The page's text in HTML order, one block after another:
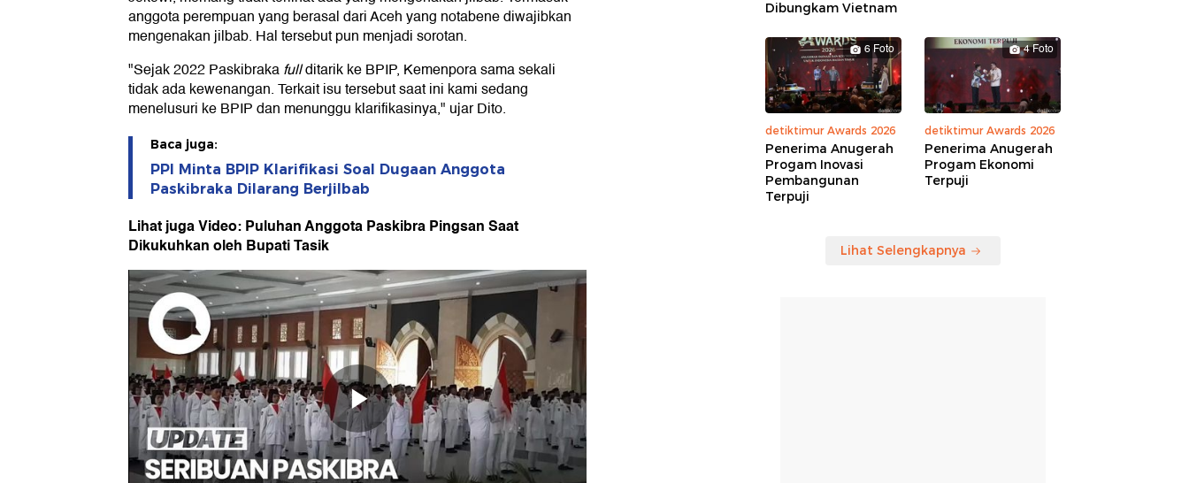
anggota perempuan yang berasal dari Aceh yang notabene diwajibkan
mengenakan jilbab. Hal tersebut pun menjadi sorotan.
"Sejak 2022 Paskibrakafullditarik ke BPIP, Kemenpora sama sekali
tidak ada kewenangan. Terkait isu tersebut saat ini kami sedang
menelusuri ke BPIP dan menunggu klarifikasinya," ujar Dito.
Baca juga:
PPI Minta BPIP Klarifikasi Soal Dugaan Anggota
Paskibraka Dilarang Berjilbab
Lihat juga Video: Puluhan Anggota Paskibra Pingsan Saat
Dikukuhkan oleh Bupati Tasik
Dibungkam Vietnam
6 Foto
detiktimur Awards 2026
Penerima Anugerah
Progam Inovasi
Pembangunan
Terpuji
4 Foto
detiktimur Awards 2026
Penerima Anugerah
Progam Ekonomi
Terpuji
Lihat Selengkapnya